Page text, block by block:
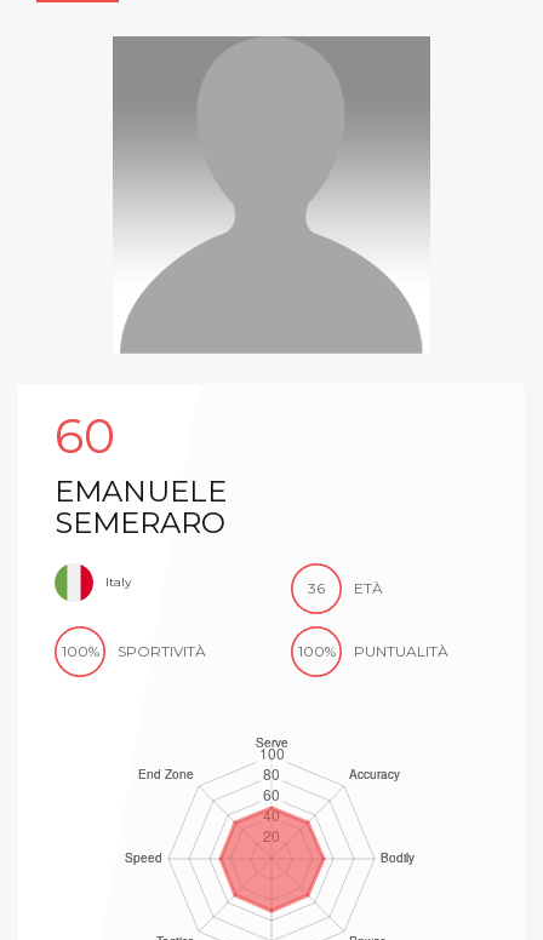
60
EMANUELE
SEMERARO
Italy 36 ETÀ
100% SPORTIVITÀ 100% PUNTUALITÀ